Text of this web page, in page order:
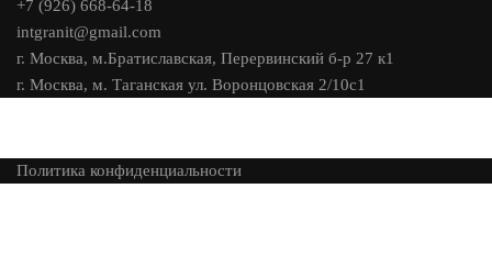
+7 (926) 668-64-18
intgranit@gmail.com
г. Москва, м.Братиславская, Перервинский б-р 27 к1
г. Москва, м. Таганская ул. Воронцовская 2/10с1
Политика конфиденциальности